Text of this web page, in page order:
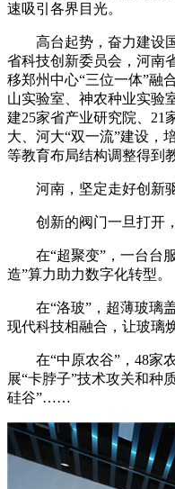
速吸引各界目光。
高台起势，奋力建设国
省科技创新委员会，河南
移郑州中心“三位一体”融
山实验室、神农种业实验
建25家省产业研究院、21
大、河大“双一流”建设，
等教育布局结构调整得
河南，坚定走好创新驱
创新的阀门一旦打开，
在“超聚变”，一台台服
造”算力助力数字化转型。
在“洛玻”，超薄玻璃盖
现代科技相融合，让玻璃
在“中原农谷”，48家农
展“卡脖子”技术攻关和种
硅谷”……